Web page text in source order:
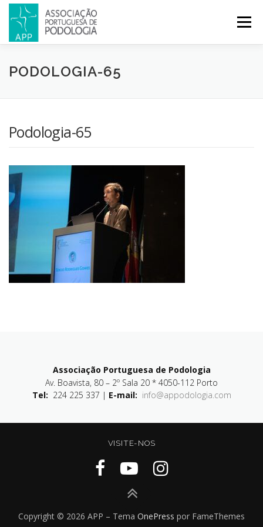
Menu
APP PODOLOGIA LICENCIATURA EM PODOLOGIA
PODOLOGIA-65
Podologia-65
Associação Portuguesa de Podologia
Av. Boavista, 80 – 2º Sala 20 * 4050-112 Porto
Tel: 224 225 337 | E-mail: info@appodologia.com
VISITE-NOS
Copyright © 2026 APP – Tema OnePress por FameThemes